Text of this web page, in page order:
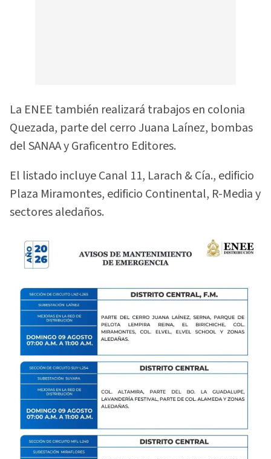
La ENEE también realizará trabajos en colonia
Quezada, parte del cerro Juana Laínez, bombas
del SANAA y Graficentro Editores.
El listado incluye Canal 11, Larach & Cía., edificio
Plaza Miramontes, edificio Continental, R-Media y
sectores aledaños.